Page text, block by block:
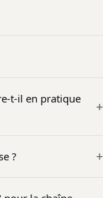
t-il en pratique
?